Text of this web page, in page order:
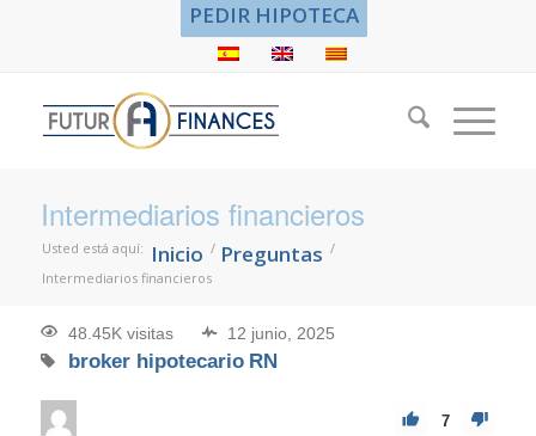
PEDIR HIPOTECA
Intermediarios financieros
Usted está aquí: Inicio / Preguntas /
Intermediarios financieros
48.45K visitas 12 junio, 2025
broker hipotecario RN
7